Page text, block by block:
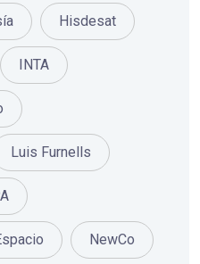
Hisdesat
INTA
Luis Furnells
NewCo